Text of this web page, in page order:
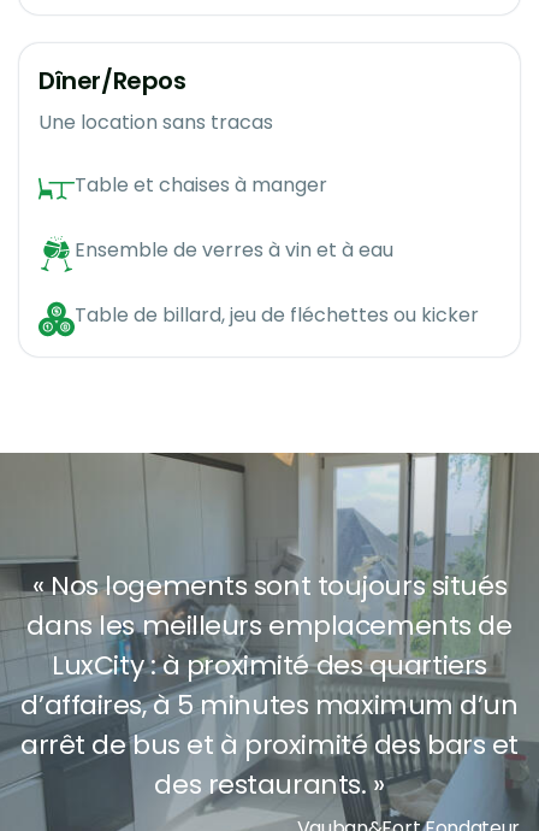
Dîner/Repos
Une location sans tracas
Table et chaises à manger
Ensemble de verres à vin et à eau
Table de billard, jeu de fléchettes ou kicker
« Nos logements sont toujours situés
dans les meilleurs emplacements de
LuxCity : à proximité des quartiers
d’affaires, à 5 minutes maximum d’un
arrêt de bus et à proximité des bars et
des restaurants. »